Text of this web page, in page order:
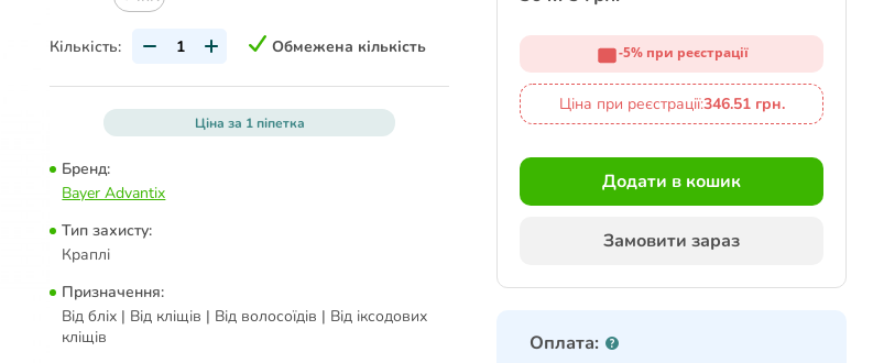
Кількість: Обмежена кількість
Ціна за 1 піпетка
Бренд:
Bayer Advantix
Тип захисту:
Краплі
Призначення:
Від бліх | Від кліщів | Від волосоїдів | Від іксодових
кліщів
-5% при реєстрації
Ціна при реєстрації:346.51 грн.
Додати в кошик
Замовити зараз
Оплата: